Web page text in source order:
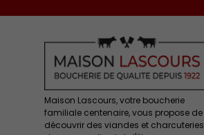
Maison Lascours, votre boucherie
familiale centenaire, vous propose de
découvrir des viandes et charcuteries